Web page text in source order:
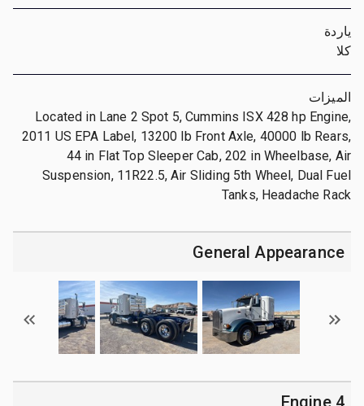
ياردة
كلا
الميزات
Located in Lane 2 Spot 5, Cummins ISX 428 hp Engine,
2011 US EPA Label, 13200 lb Front Axle, 40000 lb Rears,
44 in Flat Top Sleeper Cab, 202 in Wheelbase, Air
Suspension, 11R22.5, Air Sliding 5th Wheel, Dual Fuel
Tanks, Headache Rack
General Appearance
4 Engine